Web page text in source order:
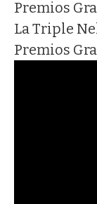
La Triple
Premios